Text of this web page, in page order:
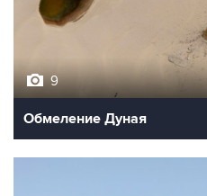
9
Обмеление Дуная